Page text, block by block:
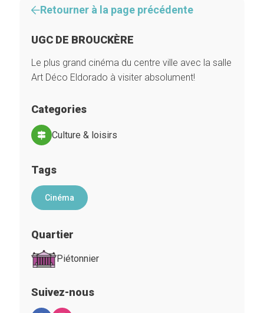
Retourner à la page précédente
UGC DE BROUCKÈRE
Le plus grand cinéma du centre ville avec la salle
Art Déco Eldorado à visiter absolument!
Categories
Culture & loisirs
Tags
Cinéma
Quartier
Piétonnier
Suivez-nous